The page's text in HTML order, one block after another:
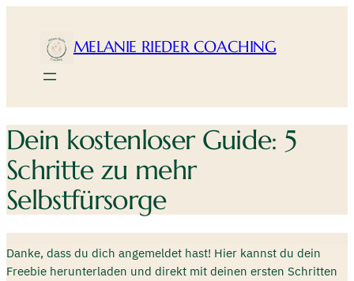
springen
MELANIE RIEDER COACHING
Dein kostenloser Guide: 5
Schritte zu mehr
Selbstfürsorge
Danke, dass du dich angemeldet hast! Hier kannst du dein
Freebie herunterladen und direkt mit deinen ersten Schritten